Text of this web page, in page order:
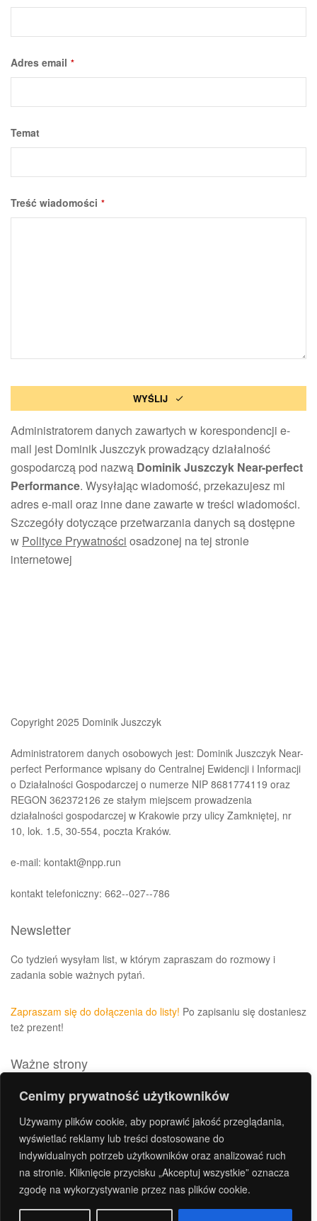
Cenimy prywatność użytkowników
Używamy plików cookie, aby poprawić jakość przeglądania,
wyświetlać reklamy lub treści dostosowane do
indywidualnych potrzeb użytkowników oraz analizować ruch
na stronie. Kliknięcie przycisku „Akceptuj wszystkie” oznacza
zgodę na wykorzystywanie przez nas plików cookie.
Adres email *
Company
*
Temat
Treść wiadomości *
WYŚLIJ
Administratorem danych zawartych w korespondencji e-
mail jest Dominik Juszczyk prowadzący działalność
gospodarczą pod nazwą Dominik Juszczyk Near-perfect
Performance. Wysyłając wiadomość, przekazujesz mi
adres e-mail oraz inne dane zawarte w treści wiadomości.
Szczegóły dotyczące przetwarzania danych są dostępne
w Polityce Prywatności osadzonej na tej stronie
internetowej
Copyright 2025 Dominik Juszczyk
Administratorem danych osobowych jest: Dominik Juszczyk Near-
perfect Performance wpisany do Centralnej Ewidencji i Informacji
o Działalności Gospodarczej o numerze NIP 8681774119 oraz
REGON 362372126 ze stałym miejscem prowadzenia
działalności gospodarczej w Krakowie przy ulicy Zamkniętej, nr
10, lok. 1.5, 30-554, poczta Kraków.
e-mail: kontakt@npp.run
kontakt telefoniczny: 662--027--786
Newsletter
Co tydzień wysyłam list, w którym zapraszam do rozmowy i
zadania sobie ważnych pytań.
Zapraszam się do dołączenia do listy! Po zapisaniu się dostaniesz
też prezent!
Ważne strony
Polityka prywatności i plików cookies
Kontakt
Regulamin sklepu
Zasady prezentowania treści i opinii na stronie
Regulamin newslettera